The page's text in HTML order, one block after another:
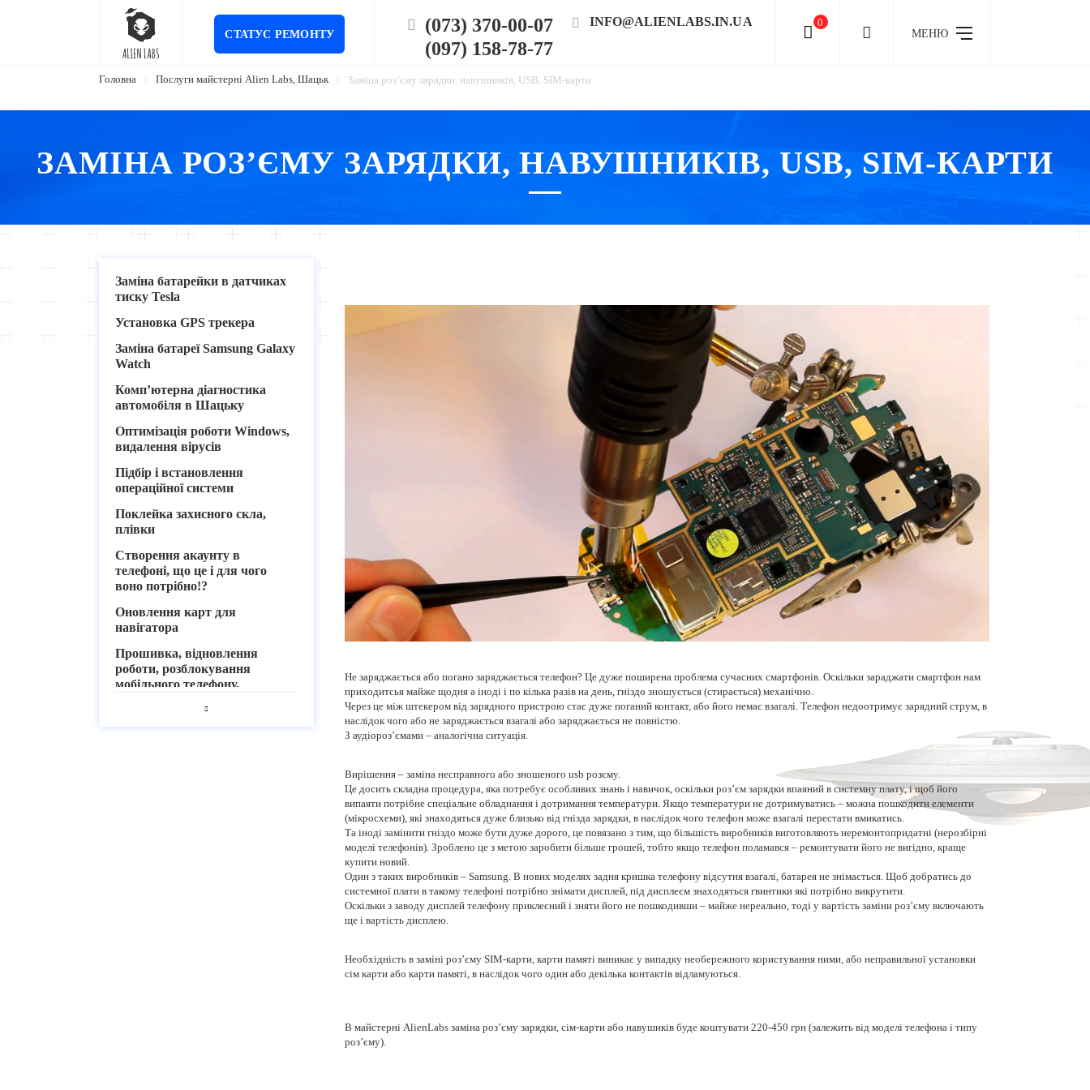
Головна Послуги майстерні Alien Labs, Шацьк Заміна роз’єму зарядки, навушників, USB, SIM-карти
ЗАМІНА РОЗ’ЄМУ ЗАРЯДКИ, НАВУШНИКІВ, USB, SIM-КАРТИ
Заміна батарейки в датчиках
тиску Tesla
Установка GPS трекера
Заміна батареї Samsung Galaxy
Watch
Комп’ютерна діагностика
автомобіля в Шацьку
Оптимізація роботи Windows,
видалення вірусів
Підбір і встановлення
операційної системи
Поклейка захисного скла,
плівки
Створення акаунту в
телефоні, що це і для чого
воно потрібно!?
Оновлення карт для
навігатора
Прошивка, відновлення
роботи, розблокування
мобільного телефону,
Ремонт, відновлення телефону
Не заряджається або погано заряджається телефон? Це дуже поширена проблема сучасних смартфонів. Оскільки зараджати смартфон нам
приходитсья майже щодня а іноді і по кілька разів на день, гніздо зношується (стирається) механічно.
Через це між штекером від зарядного пристрою стає дуже поганий контакт, або його немає взагалі. Телефон недоотримує зарядний струм, в
наслідок чого або не заряджається взагалі або заряджається не повністю.
З аудіороз’ємами – аналогічна ситуація.
Вирішення – заміна несправного або зношеного usb розєму.
Це досить складна процедура, яка потребує особливих знань і навичок, оскільки роз’єм зарядки впаяний в системну плату, і щоб його
випаяти потрібне спеціальне обладнання і дотримання температури. Якщо температури не дотримуватись – можна пошкодити елементи
(мікросхеми), які знаходяться дуже близько від гнізда зарядки, в наслідок чого телефон може взагалі перестати вмикатись.
Та іноді замінити гніздо може бути дуже дорого, це повязано з тим, що більшість виробників виготовляють неремонтопридатні (нерозбірні
моделі телефонів). Зроблено це з метою заробити більше грошей, тобто якщо телефон поламався – ремонтувати його не вигідно, краще
купити новий.
Один з таких виробників – Samsung. В нових моделях задня кришка телефону відсутня взагалі, батарея не знімається. Щоб добратись до
системної плати в такому телефоні потрібно знімати дисплей, під дисплеєм знаходяться гвинтики які потрібно викрутити.
Оскільки з заводу дисплей телефону приклеєний і зняти його не пошкодивши – майже нереально, тоді у вартість заміни роз’єму включають
ще і вартість дисплею.
Необхідність в заміні роз’єму SIM-карти, карти памяті виникає у випадку необережного користування ними, або неправильної установки
сім карти або карти памяті, в наслідок чого один або декілька контактів відламуються.
В майстерні AlienLabs заміна роз’єму зарядки, сім-карти або навушиків буде коштувати 220-450 грн (залежить від моделі телефона і типу
роз’єму).
СТАТУС РЕМОНТУ
(073) 370-00-07
(097) 158-78-77
INFO@ALIENLABS.IN.UA
0
МЕНЮ